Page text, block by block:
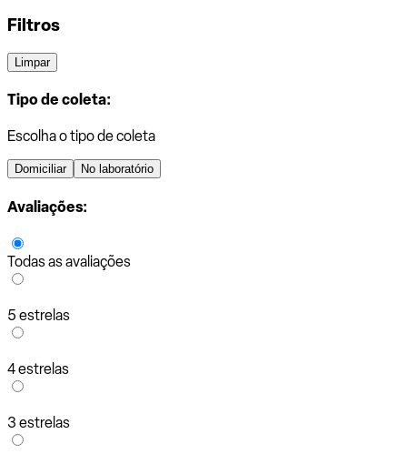
Filtros
Limpar
Tipo de coleta:
Escolha o tipo de coleta
Domiciliar No laboratório
Avaliações:
Todas as avaliações
5 estrelas
4 estrelas
3 estrelas